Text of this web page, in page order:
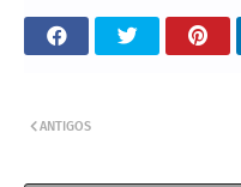
ANTIGOS